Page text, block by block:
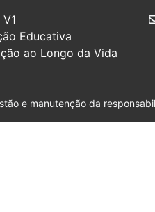
Educativa
ao Longo da Vida
e manutenção da